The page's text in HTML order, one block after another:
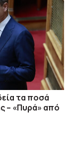
τα ποσά
– «Πυρά» από